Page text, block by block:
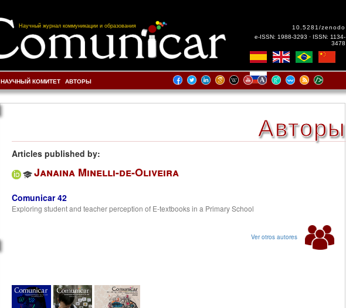
Научный журнал коммуникации и образования
10.5281/zenodo
e-ISSN: 1988-3293 · ISSN: 1134-
3478
НАУЧНЫЙ КОМИТЕТ АВТОРЫ
Авторы
Articles published by:
Janaina Minelli-de-Oliveira
Comunicar 42
Exploring student and teacher perception of E-textbooks in a Primary School
Ver otros autores